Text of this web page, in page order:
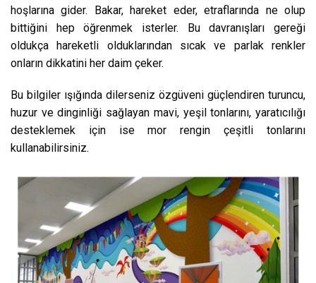
hoşlarına gider. Bakar, hareket eder, etraflarında ne olup
bittiğini hep öğrenmek isterler. Bu davranışları gereği
oldukça hareketli olduklarından sıcak ve parlak renkler
onların dikkatini her daim çeker.
Bu bilgiler ışığında dilerseniz özgüveni güçlendiren turuncu,
huzur ve dinginliği sağlayan mavi, yeşil tonlarını, yaratıcılığı
desteklemek için ise mor rengin çeşitli tonlarını
kullanabilirsiniz.